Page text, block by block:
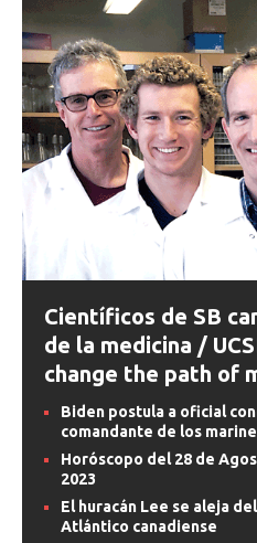
Científicos de SB
de la medicina /
change the path of
Biden postula a oficial
comandante de los
Horóscopo del 28 de
2023
El huracán Lee se aleja
Atlántico canadiense